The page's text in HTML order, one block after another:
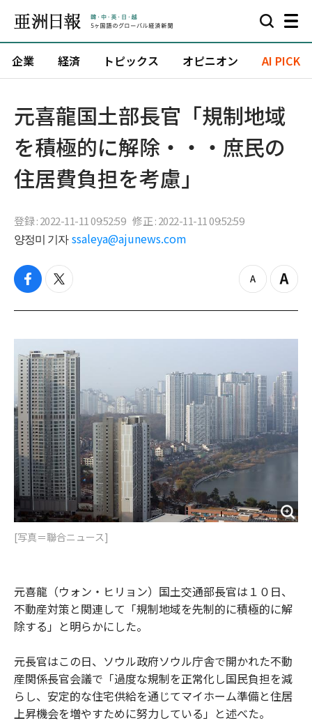
企業 経済 トピックス オピニオン AI PICK
元喜龍国土部長官「規制地域
を積極的に解除・・・庶民の
住居費負担を考慮」
登録 : 2022-11-11 09:52:59 修正 : 2022-11-11 09:52:59
양정미 기자 ssaleya@ajunews.com
f
c
b
o
o
k
t
i
t
e
r
z
o
o
Z
o
i
[写真＝聯合ニュース]
元喜龍（ウォン・ヒリョン）国土交通部長官は１０日、
不動産対策と関連して「規制地域を先制的に積極的に解
除する」と明らかにした。
元長官はこの日、ソウル政府ソウル庁舎で開かれた不動
産関係長官会議で「過度な規制を正常化し国民負担を減
らし、安定的な住宅供給を通じてマイホーム準備と住居
上昇機会を増やすために努力している」と述べた。